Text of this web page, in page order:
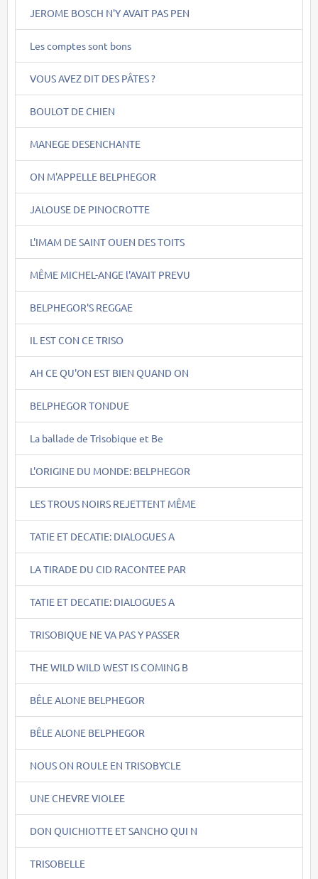
JEROME BOSCH N'Y AVAIT PAS PEN
Les comptes sont bons
VOUS AVEZ DIT DES PÂTES ?
BOULOT DE CHIEN
MANEGE DESENCHANTE
ON M'APPELLE BELPHEGOR
JALOUSE DE PINOCROTTE
L'IMAM DE SAINT OUEN DES TOITS
MÊME MICHEL-ANGE l'AVAIT PREVU
BELPHEGOR'S REGGAE
IL EST CON CE TRISO
AH CE QU'ON EST BIEN QUAND ON
BELPHEGOR TONDUE
La ballade de Trisobique et Be
L'ORIGINE DU MONDE: BELPHEGOR
LES TROUS NOIRS REJETTENT MÊME
TATIE ET DECATIE: DIALOGUES A
LA TIRADE DU CID RACONTEE PAR
TATIE ET DECATIE: DIALOGUES A
TRISOBIQUE NE VA PAS Y PASSER
THE WILD WILD WEST IS COMING B
BÊLE ALONE BELPHEGOR
BÊLE ALONE BELPHEGOR
NOUS ON ROULE EN TRISOBYCLE
UNE CHEVRE VIOLEE
DON QUICHIOTTE ET SANCHO QUI N
TRISOBELLE